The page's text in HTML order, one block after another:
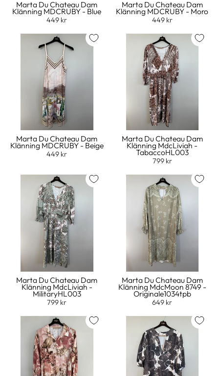
Marta Du Chateau Dam
Klänning MDCRUBY - Blue
449 kr
Marta Du Chateau Dam
Klänning MDCRUBY - Moro
449 kr
Marta Du Chateau Dam
Klänning MDCRUBY - Beige
449 kr
Marta Du Chateau Dam
Klänning MdcLiviah -
TabaccoHL003
799 kr
Marta Du Chateau Dam
Klänning MdcLiviah -
MilitaryHL003
799 kr
Marta Du Chateau Dam
Klänning MdcMoon 8749 -
Originale1034tpb
649 kr